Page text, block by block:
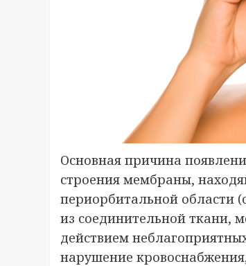
Основная причина
строения мембраны,
периорбитальной области
из соединительной ткани,
действием
нарушение